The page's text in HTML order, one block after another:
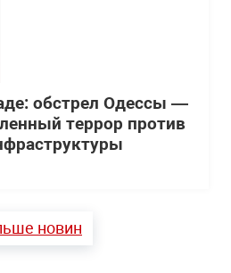
обстрел Одессы —
террор против
новин